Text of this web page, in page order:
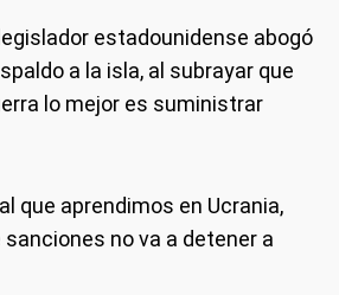
estadounidense abogó
a la isla, al subrayar que
lo mejor es suministrar
que aprendimos en Ucrania,
sanciones no va a detener a